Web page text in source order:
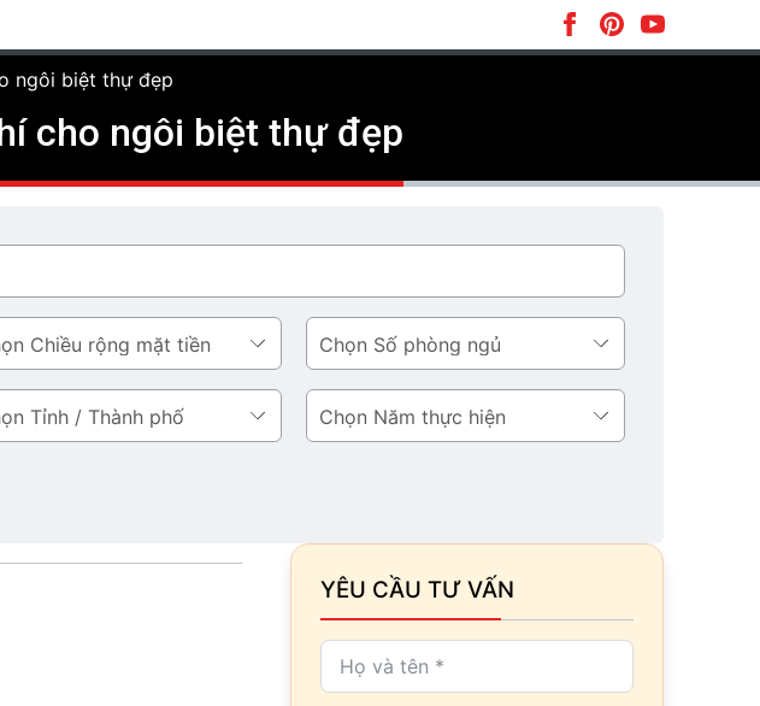
ngôi biệt thự đẹp
cho ngôi biệt thự đẹp
Số
phòng
ngủ
Năm
thực
YÊU CẦU TƯ VẤN